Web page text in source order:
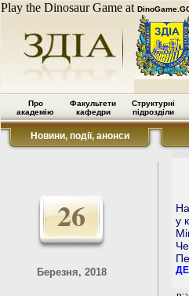
Play the Dinosaur Game at
Про
академію
Факультети
кафедри
Структурні
підрозділи
Новини, події, анонси
26
Березня, 2018
у